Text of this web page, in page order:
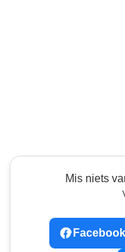
Mis niets
Facebook